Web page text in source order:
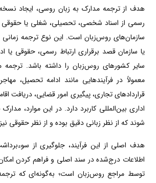
هدف از ترجمه مدارک به زبان روسی، ایجاد
رسمی از اسناد شخصی، تحصیلی، شغلی یا حقوقی
سازمان‌های روس‌زبان است. این نوع ترجمه زمانی
یا سازمان قصد برقراری ارتباط رسمی، حقوقی یا
سایر کشورهای روس‌زبان را داشته باشد.
معمولاً در فرآیندهایی مانند ادامه تحصیل،
قراردادهای تجاری، پیگیری امور قضایی، دریافت
اداری بین‌المللی کاربرد دارد. در این موارد،
شوند که از نظر زبانی دقیق بوده و از نظر حقوقی نیز
هدف اصلی از این فرآیند، جلوگیری از
اطلاعات درج‌شده در سند اصلی و فراهم کردن
توسط مراجع روس‌زبان است؛ به‌گونه‌ای که